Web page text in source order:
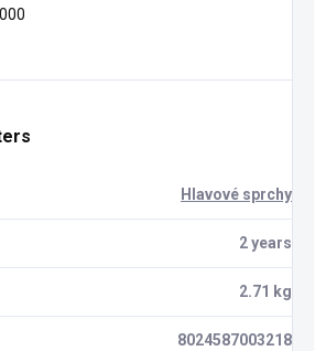
Hlavové sprchy
2 years
2.71 kg
8024587003218